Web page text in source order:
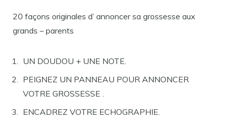
20 façons originales d’ annoncer sa grossesse aux
grands – parents
UN DOUDOU + UNE NOTE.
PEIGNEZ UN PANNEAU POUR ANNONCER
VOTRE GROSSESSE .
ENCADREZ VOTRE ECHOGRAPHIE.